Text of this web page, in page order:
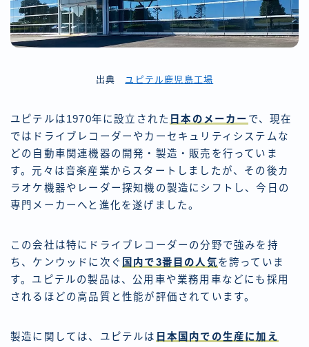
出典 ユピテル鹿児島工場
ユピテルは1970年に設立された 日本のメーカー で、現在
ではドライブレコーダーやカーセキュリティシステムな
どの自動車関連機器の開発・製造・販売を行っていま
す。元々は音楽産業からスタートしましたが、その後カ
ラオケ機器やレーダー探知機の製造にシフトし、今日の
専門メーカーへと進化を遂げました。
この会社は特にドライブレコーダーの分野で強みを持
ち、ケンウッドに次ぐ 国内で3番目の人気を誇っていま
す。ユピテルの製品は、公用車や業務用車などにも採用
されるほどの高品質と性能が評価されています。
製造に関しては、ユピテルは 日本国内での生産に加え